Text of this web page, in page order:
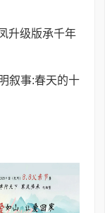
升级版承千年
叙事:春天的十